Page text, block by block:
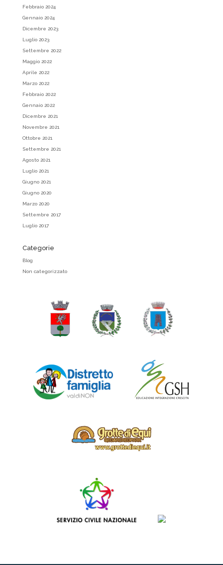
Febbraio 2024
Gennaio 2024
Dicembre 2023
Luglio 2023
Settembre 2022
Maggio 2022
Aprile 2022
Marzo 2022
Febbraio 2022
Gennaio 2022
Dicembre 2021
Novembre 2021
Ottobre 2021
Settembre 2021
Agosto 2021
Luglio 2021
Giugno 2021
Giugno 2020
Marzo 2020
Settembre 2017
Luglio 2017
Categorie
Blog
Non categorizzato